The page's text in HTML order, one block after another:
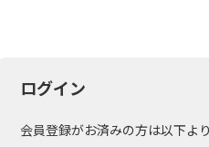
ログイン
会員登録がお済みの方は以下よ